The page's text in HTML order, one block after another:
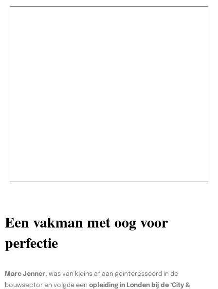
Een vakman met oog voor
perfectie
Marc Jenner, was van kleins af aan geïnteresseerd in de
bouwsector en volgde een opleiding in Londen bij de ‘City &